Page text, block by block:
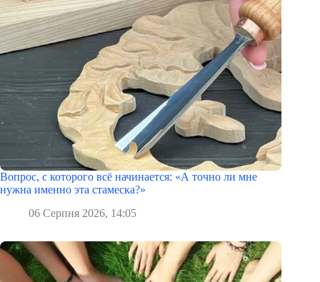
Вопрос, с которого всё начинается: «А точно ли мне
нужна именно эта стамеска?»
06 Серпня 2026, 14:05